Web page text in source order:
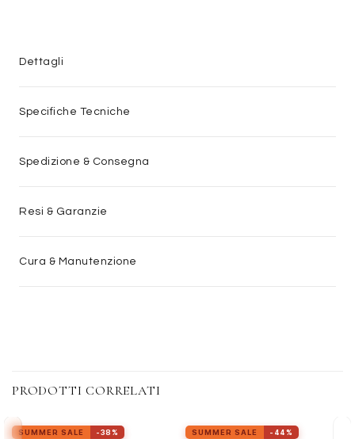
Dettagli
Specifiche Tecniche
Spedizione & Consegna
Resi & Garanzie
Cura & Manutenzione
PRODOTTI CORRELATI
view_in_arProvalo ora
SUMMER SALE -38% view_in_arProvalo ora
SUMMER SALE -44%